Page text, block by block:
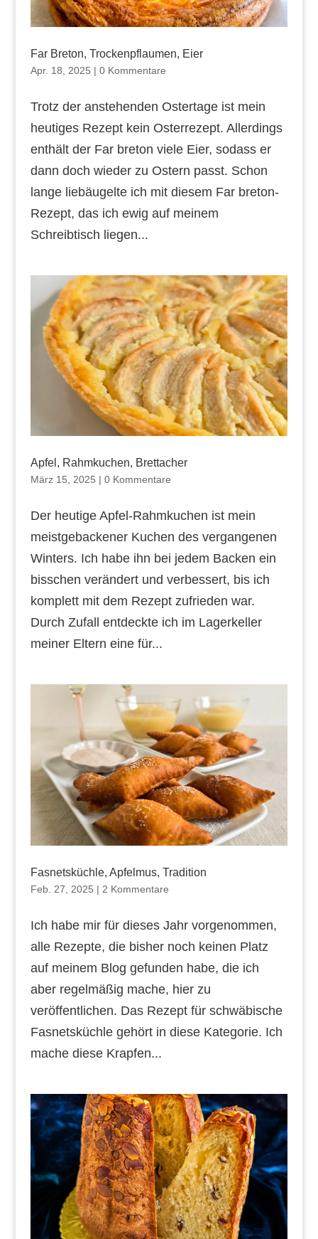
Far Breton, Trockenpflaumen, Eier
Apr. 18, 2025 | 0 Kommentare
Trotz der anstehenden Ostertage ist mein
heutiges Rezept kein Osterrezept. Allerdings
enthält der Far breton viele Eier, sodass er
dann doch wieder zu Ostern passt. Schon
lange liebäugelte ich mit diesem Far breton-
Rezept, das ich ewig auf meinem
Schreibtisch liegen...
Apfel, Rahmkuchen, Brettacher
März 15, 2025 | 0 Kommentare
Der heutige Apfel-Rahmkuchen ist mein
meistgebackener Kuchen des vergangenen
Winters. Ich habe ihn bei jedem Backen ein
bisschen verändert und verbessert, bis ich
komplett mit dem Rezept zufrieden war.
Durch Zufall entdeckte ich im Lagerkeller
meiner Eltern eine für...
Fasnetsküchle, Apfelmus, Tradition
Feb. 27, 2025 | 2 Kommentare
Ich habe mir für dieses Jahr vorgenommen,
alle Rezepte, die bisher noch keinen Platz
auf meinem Blog gefunden habe, die ich
aber regelmäßig mache, hier zu
veröffentlichen. Das Rezept für schwäbische
Fasnetsküchle gehört in diese Kategorie. Ich
mache diese Krapfen...